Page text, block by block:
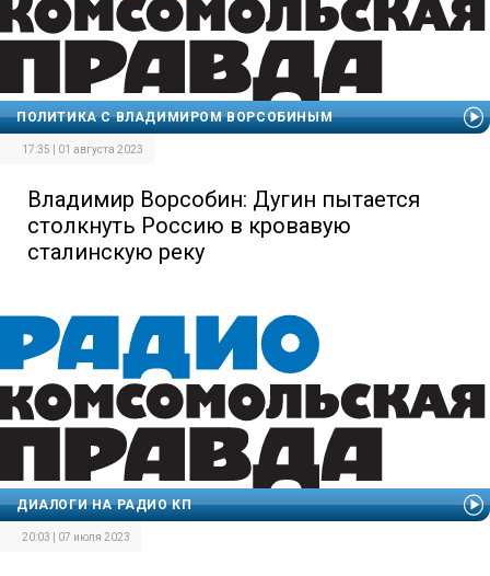
ПОЛИТИКА С ВЛАДИМИРОМ ВОРСОБИНЫМ
17:35 | 01 августа 2023
Владимир Ворсобин: Дугин пытается
столкнуть Россию в кровавую
сталинскую реку
ДИАЛОГИ НА РАДИО КП
20:03 | 07 июля 2023